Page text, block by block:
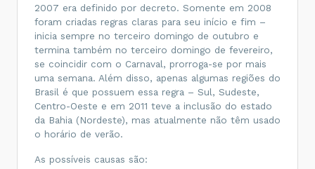
2007 era definido por decreto. Somente em 2008
foram criadas regras claras para seu início e fim –
inicia sempre no terceiro domingo de outubro e
termina também no terceiro domingo de fevereiro,
se coincidir com o Carnaval, prorroga-se por mais
uma semana. Além disso, apenas algumas regiões do
Brasil é que possuem essa regra – Sul, Sudeste,
Centro-Oeste e em 2011 teve a inclusão do estado
da Bahia (Nordeste), mas atualmente não têm usado
o horário de verão.
As possíveis causas são: